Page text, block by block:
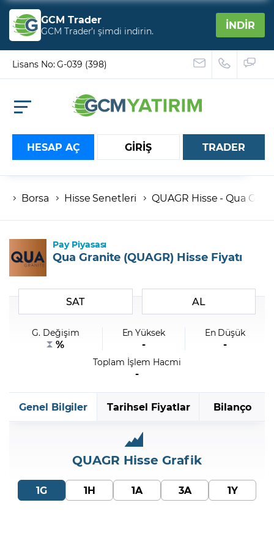
GCM Trader
GCM Trader’ı şimdi indirin. İNDİR
Lisans No: G-039 (398)
HESAP AÇ GİRİŞ
Hesap numaranız
Şifremi Unuttum
TRADER
Borsa Hisse Senetleri QUAGR Hisse - Qua
Pay Piyasası
Qua Granite (QUAGR) Hisse Fiyatı
SAT AL
G. Değişim
%
En Yüksek
-
En Düşük
-
Toplam İşlem Hacmi
-
Genel Bilgiler Tarihsel Fiyatlar Bilanço
QUAGR Hisse Grafik
1G 1H 1A 3A 1Y